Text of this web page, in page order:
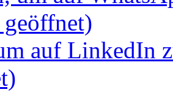
geöffnet)
auf LinkedIn